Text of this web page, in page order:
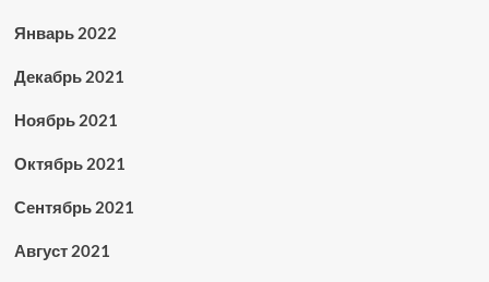
Январь 2022
Декабрь 2021
Ноябрь 2021
Октябрь 2021
Сентябрь 2021
Август 2021